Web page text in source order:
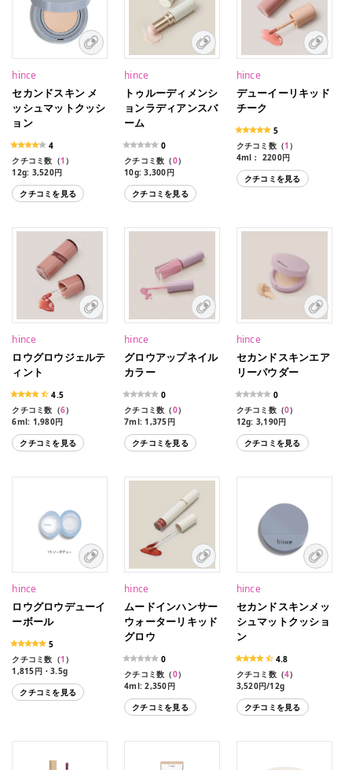
hince
セカンドスキン メ
ッシュマットクッシ
ョン
4
クチコミ数（1 ）
12g: 3,520円
全４色
15ロージー
23サンド
クチコミを見る
hince
トゥルーディメンシ
ョンラディアンスバ
ーム
0
クチコミ数（0）
10g: 3,300円
全４色
TP001 クリア、TP002 ド
クチコミを見る
hince
デューイーリキッド
チーク
5
クチコミ数（1 ）
4ml： 2200円
全５色：LC001 ウォーム
フレークルLC002 サンリ
トレッド
クチコミを見る
hince
ロウグロウジェルテ
ィント
4.5
クチコミ数（6）
6ml: 1,980円
全7色
R001 ベア、R002、ロウ
R005ハイビスカス、
クチコミを見る
hince
グロウアップネイル
カラー
0
クチコミ数（0）
7ml: 1,375円
全3色
S001 ソフトリー
クチコミを見る
hince
セカンドスキンエア
リーパウダー
0
クチコミ数（0）
12g: 3,190円
全2色
AP001 ラベンダー
クチコミを見る
hince
ロウグロウデューイ
ーボール
5
クチコミ数（1 ）
1,815円・3.5g
クチコミを見る
hince
ムードインハンサー
ウォーターリキッド
グロウ
0
クチコミ数（0）
4ml: 2,350円
全１０色
W003 ハーモニアス
クチコミを見る
hince
セカンドスキンメッ
シュマットクッショ
ン
4.8
クチコミ数（4）
3,520円/12g
クチコミを見る